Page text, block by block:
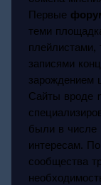
Первые
теми
плейлистами,
записями
зарождением
Сайты вроде
были в числе
интересам.
сообщества